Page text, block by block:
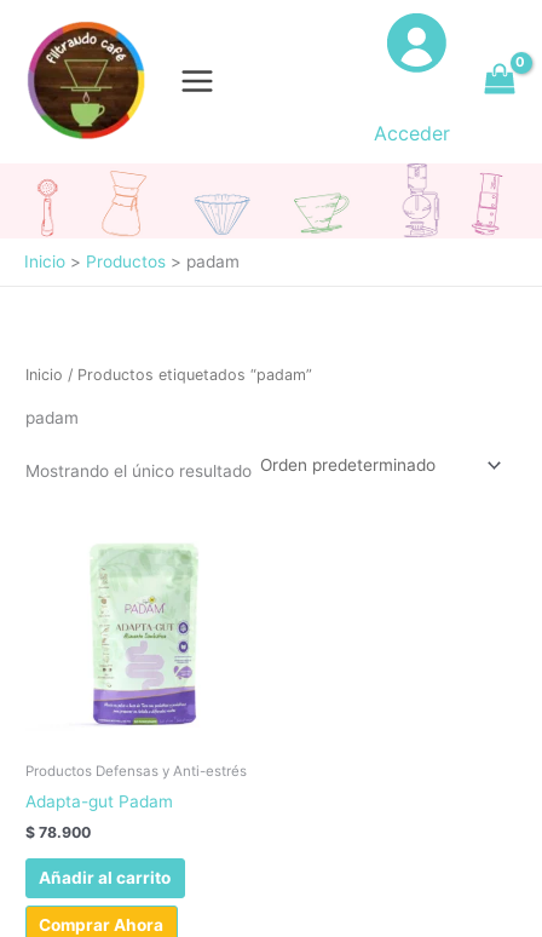
contenido
Acceder
Inicio Productos padam
Inicio / Productos etiquetados “padam”
padam
Mostrando el único resultado
Productos Defensas y Anti-estrés
Adapta-gut Padam
$ 78.900
Añadir al carrito
Comprar Ahora